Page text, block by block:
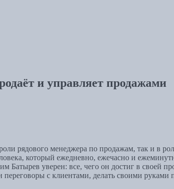
и управляет продажами
рядового менеджера по продажам, так и в
который ежедневно, ежечасно и
уверен: все, чего он достиг в своей
с клиентами, делать своими